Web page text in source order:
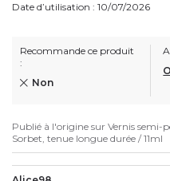
Date d’utilisation : 10/07/2026
Recommande ce produit
:
Non
Publié à l'origine sur Vernis semi-
Sorbet, tenue longue durée / 11ml